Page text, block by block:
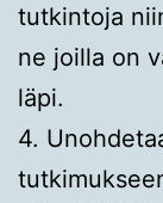
tutkintoja
ne joilla on
läpi.
4.